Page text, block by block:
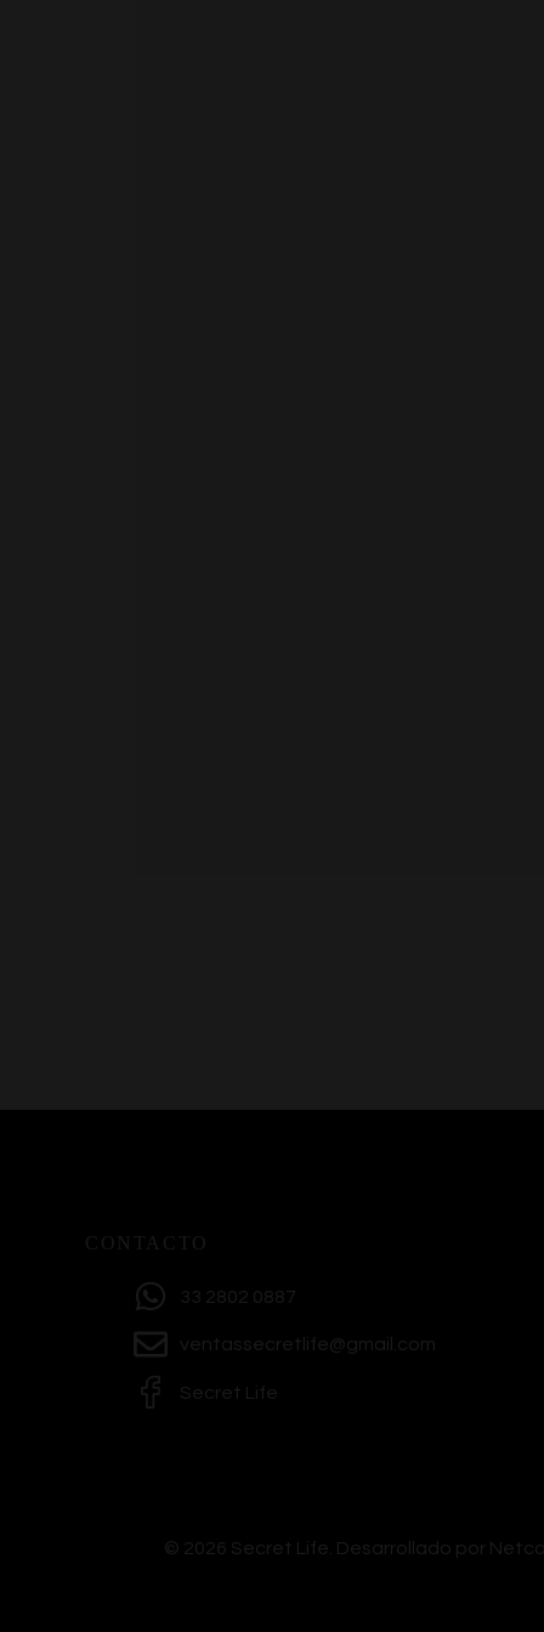
CONTACTO
33 2802 0887
ventassecretlife@gmail.com
Secret Life
© 2026 Secret Life. Desarrollado por